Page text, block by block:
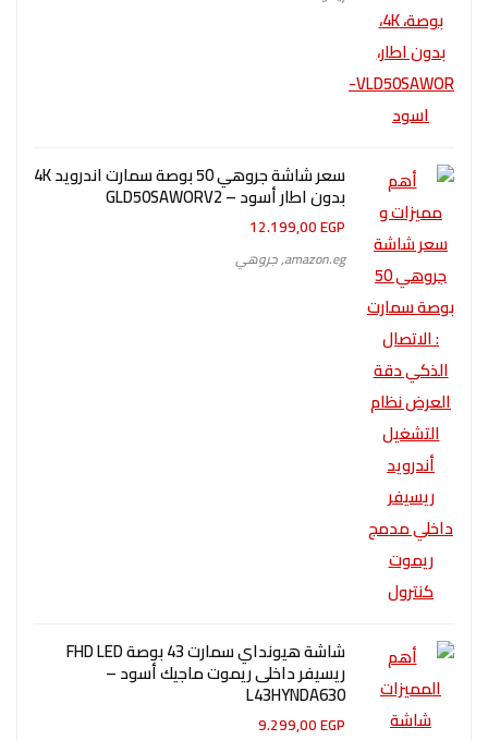
سعر شاشة جروهي 50 بوصة سمارت اندرويد 4K
بدون اطار أسود – GLD50SAWORV2
12.199,00EGP
amazon.eg
,جروهي
شاشة هيونداي سمارت 43 بوصة FHD LED
ريسيفر داخلى ريموت ماجيك أسود –
L43HYNDA630
9.299,00EGP